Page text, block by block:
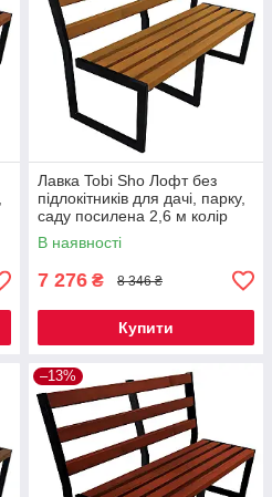
Лавка Tobi Sho Лофт без
підлокітників для дачі, парку,
саду посилена 2,6 м колір
дуб
В наявності
7 276 ₴ 8 346 ₴
Купити
–13%